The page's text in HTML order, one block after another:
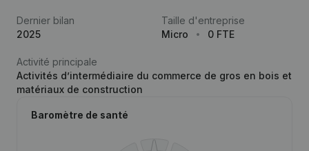
Dernier bilan
2025
Taille d'entreprise
Micro
0 FTE
Activité principale
Activités d’intermédiaire du commerce de gros en bois et
matériaux de construction
Baromètre de santé